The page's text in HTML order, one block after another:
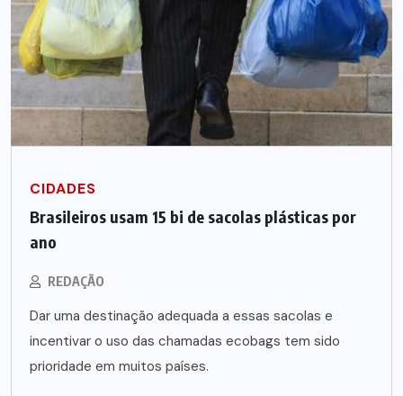
CIDADES
Brasileiros usam 15 bi de sacolas plásticas por
ano
REDAÇÃO
Dar uma destinação adequada a essas sacolas e
incentivar o uso das chamadas ecobags tem sido
prioridade em muitos países.